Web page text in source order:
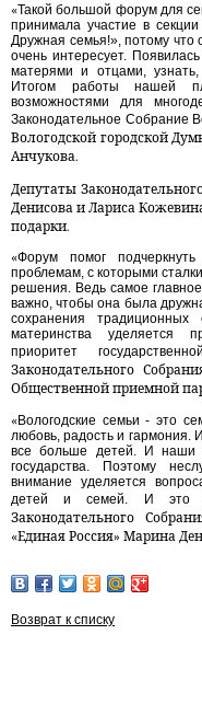
«Такой большой форум для
принимала участие в
Дружная семья!», потому
очень интересует.
матерями и отцами,
Итогом работы нашей
возможностями для
Законодательное Собрание
Вологодской городской
Анчукова.
Депутаты
Денисова и Лариса
подарки.
«Форум помог
проблемам, с которыми
решения. Ведь самое
важно, чтобы она была
сохранения
материнства уделяется
приоритет
Законодательного
Общественной приемной
«Вологодские семьи - это
любовь, радость и гармония.
все больше детей. И наши
государства. Поэтому
внимание уделяется
детей и семей. И это
Законодательного
«Единая Россия» Марина
Возврат к списку